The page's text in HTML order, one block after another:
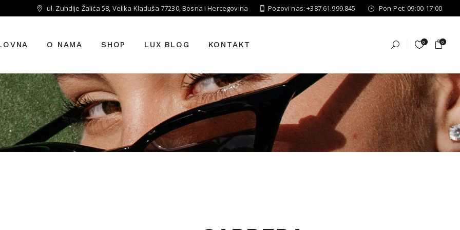
ul. Zuhdije Žalića 58, Velika Kladuša 77230, Bosna i Hercegovina Pozovi nas: +387.61.999.845 Pon-Pet: 09:00-17:00
O NAMA SHOP LUX BLOG KONTAKT 0 0